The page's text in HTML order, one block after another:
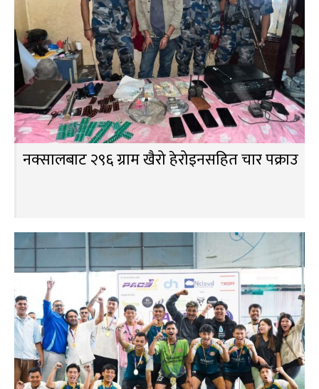
नक्सालबाट २९६ ग्राम खैरो हेरोइनसहित चार पक्राउ